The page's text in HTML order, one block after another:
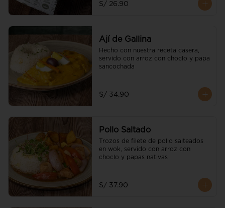
S/ 26.90
Ají de Gallina
Hecho con nuestra receta casera,
servido con arroz con choclo y papa
sancochada
S/ 34.90
Pollo Saltado
Trozos de filete de pollo salteados
en wok, servido con arroz con
choclo y papas nativas
S/ 37.90